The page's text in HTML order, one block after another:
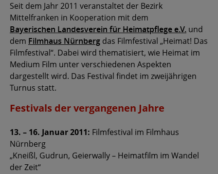
Seit dem Jahr 2011 veranstaltet der Bezirk
Mittelfranken in Kooperation mit dem
Bayerischen Landesverein für Heimatpflege e.V. und
dem Filmhaus Nürnberg das Filmfestival „Heimat! Das
Filmfestival“. Dabei wird thematisiert, wie Heimat im
Medium Film unter verschiedenen Aspekten
dargestellt wird. Das Festival findet im zweijährigen
Turnus statt.
Festivals der vergangenen Jahre
13. – 16. Januar 2011: Filmfestival im Filmhaus
Nürnberg
„Kneißl, Gudrun, Geierwally – Heimatfilm im Wandel
der Zeit“